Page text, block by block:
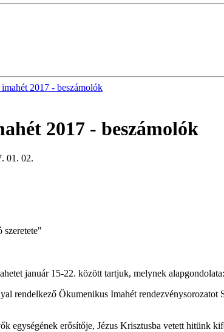
2017 - beszámolók
2017 - beszámolók
01. 02.
szeretete"
január 15-22. között tartjuk, melynek
rendelkező Ökumenikus Imahét
egységének erősítője, Jézus Krisztusba vetett hitünk